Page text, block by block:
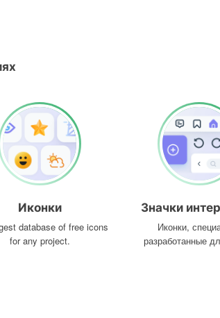
Иконки
database of free icons
for any project.
Значки
Иконки,
разработанные